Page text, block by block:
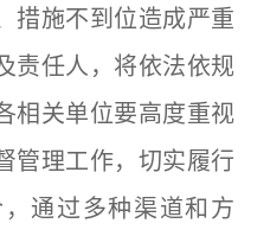
措施不到位造成严重
责任人，将依法依规
相关单位要高度重视
管理工作，切实履行
通过多种渠道和方